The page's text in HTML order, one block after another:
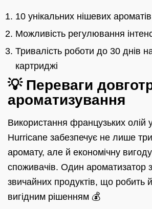
10 унікальних нішевих
Можливість регулювання
Тривалість роботи до 30 днів
картриджі
💡 Переваги
ароматизування
Використання французьких олій
Hurricane забезпечує не лише
аромату, але й економічну
споживачів. Один ароматизатор
звичайних продуктів, що робить
вигідним рішенням 💰